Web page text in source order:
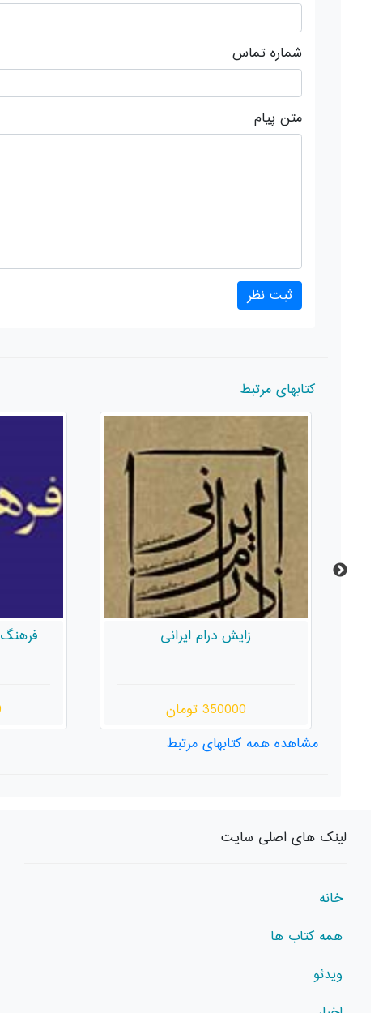
شماره تماس
متن پیام
کتابهای مرتبط
فرهنگ‌نامه‌ی داستان‌نویسان
380000 تومان
مشاهده همه کتابهای مرتبط
لینک های اصلی سایت
خانه
همه کتاب ها
ویدئو